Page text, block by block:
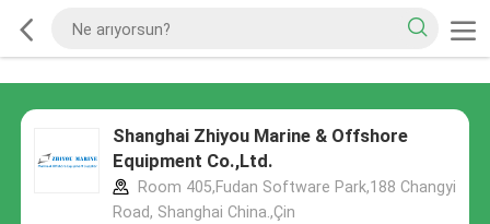
Shanghai Zhiyou Marine & Offshore
Equipment Co.,Ltd.
Room 405,Fudan Software Park,188 Changyi
Road, Shanghai China.,Çin